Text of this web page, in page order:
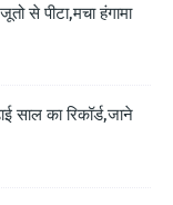
से पीटा,मचा हंगामा
साल का रिकॉर्ड,जाने